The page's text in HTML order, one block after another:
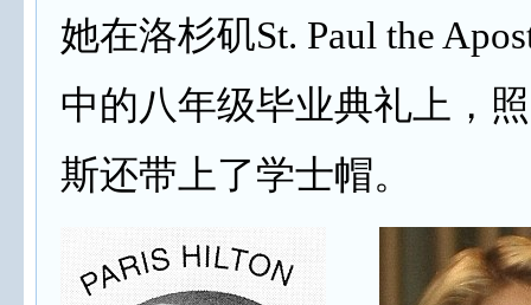
她在洛杉矶St. Paul the
中的八年级毕业典礼上，
斯还带上了学士帽。